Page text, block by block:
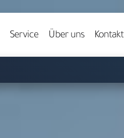
Service Über uns Kontakt
Video starten